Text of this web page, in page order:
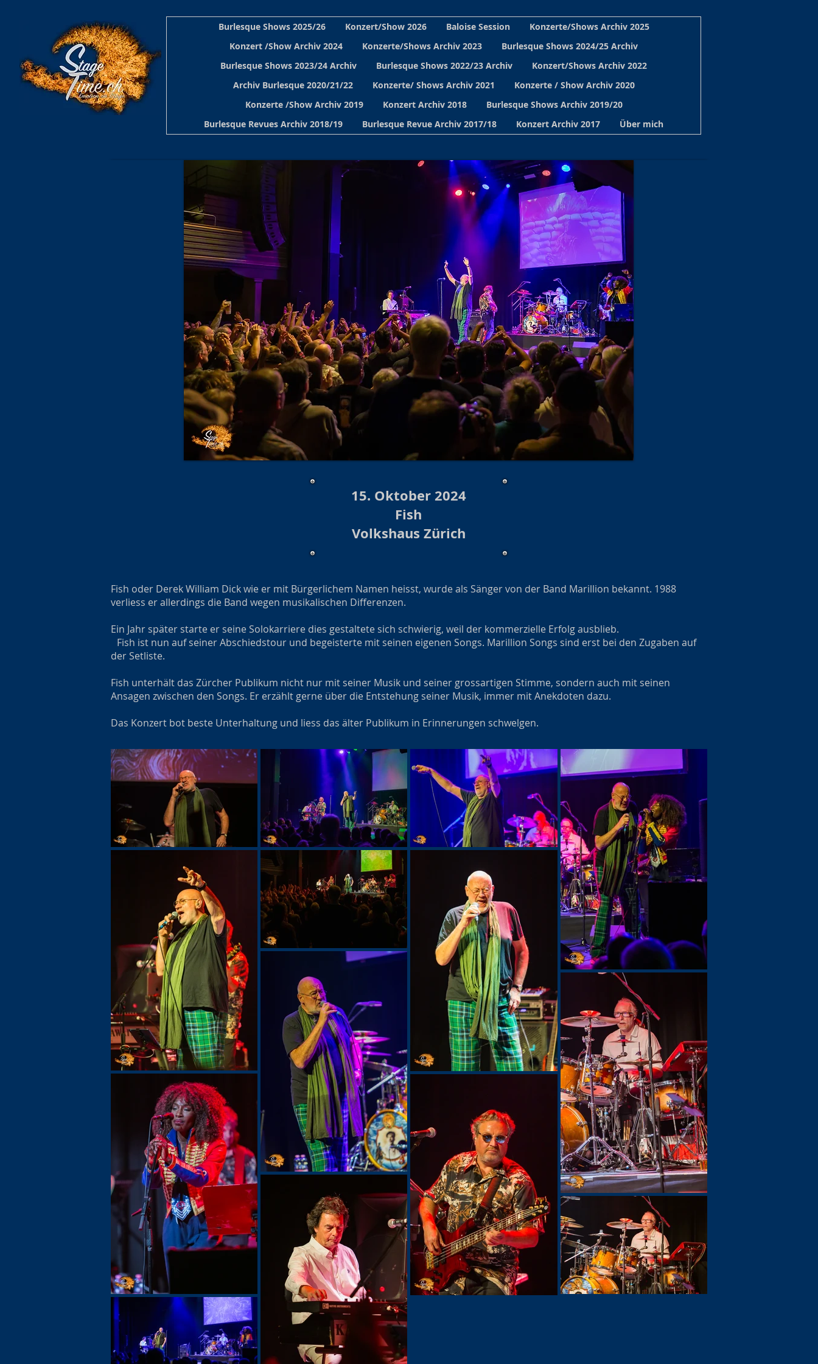
Burlesque Shows 2025/26 Konzert/Show 2026 Baloise Session
Konzerte/Shows Archiv 2025
Konzert /Show Archiv 2024
Konzerte/Shows Archiv 2023
Burlesque Shows 2024/25 Archiv
Burlesque Shows 2023/24 Archiv
Burlesque Shows 2022/23 Archiv
Konzert/Shows Archiv 2022
Archiv Burlesque 2020/21/22
Konzerte/ Shows Archiv 2021
Konzerte / Show Archiv 2020
Konzerte /Show Archiv 2019
Konzert Archiv 2018
Burlesque Shows Archiv 2019/20
Burlesque Revues Archiv 2018/19
Burlesque Revue Archiv 2017/18 Konzert Archiv 2017 Über mich
15. Oktober 2024
Fish
Volkshaus Zürich
Fish oder Derek William Dick wie er mit Bürgerlichem Namen heisst, wurde als Sänger von der Band Marillion bekannt. 1988
verliess er allerdings die Band wegen musikalischen Differenzen.
Ein Jahr später starte er seine Solokarriere dies gestaltete sich schwierig, weil der kommerzielle Erfolg ausblieb.
Fish ist nun auf seiner Abschiedstour und begeisterte mit seinen eigenen Songs. Marillion Songs sind erst bei den Zugaben auf
der Setliste.
Fish unterhält das Zürcher Publikum nicht nur mit seiner Musik und seiner grossartigen Stimme, sondern auch mit seinen
Ansagen zwischen den Songs. Er erzählt gerne über die Entstehung seiner Musik, immer mit Anekdoten dazu.
Das Konzert bot beste Unterhaltung und liess das älter Publikum in Erinnerungen schwelgen.